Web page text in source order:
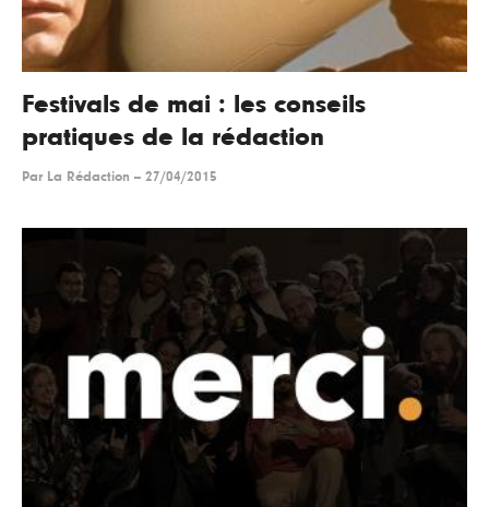
Festivals de mai : les conseils
pratiques de la rédaction
Par La Rédaction -- 27/04/2015